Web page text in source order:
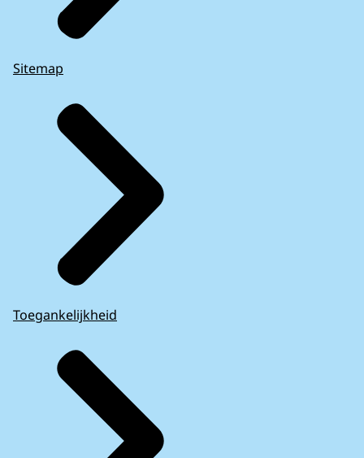
Sitemap
Toegankelijkheid